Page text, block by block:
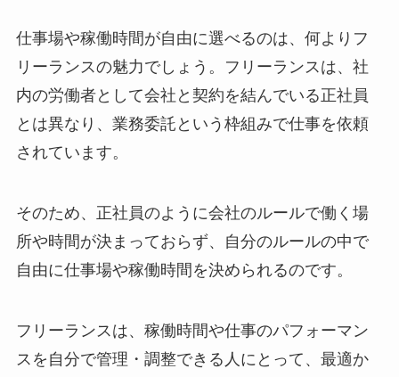
仕事場や稼働時間が自由に選べるのは、何よりフ
リーランスの魅力でしょう。フリーランスは、社
内の労働者として会社と契約を結んでいる正社員
とは異なり、業務委託という枠組みで仕事を依頼
されています。
そのため、正社員のように会社のルールで働く場
所や時間が決まっておらず、自分のルールの中で
自由に仕事場や稼働時間を決められるのです。
フリーランスは、稼働時間や仕事のパフォーマン
スを自分で管理・調整できる人にとって、最適か